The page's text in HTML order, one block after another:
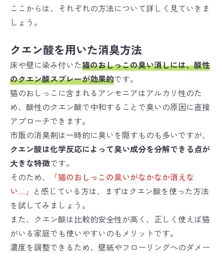
ここからは、それぞれの方法について詳しく見ていきま
しょう。
クエン酸を用いた消臭方法
床や壁に染み付いた猫のおしっこの臭い消しには、酸性
のクエン酸スプレーが効果的です。
猫のおしっこに含まれるアンモニアはアルカリ性のた
め、酸性のクエン酸で中和することで臭いの原因に直接
アプローチできます。
市販の消臭剤は一時的に臭いを隠すものも多いですが、
クエン酸は化学反応によって臭い成分を分解できる点が
大きな特徴です。
そのため、
「猫のおしっこの臭いがなかなか消えな
い…」 と感じている方は、まずはクエン酸を使った方法
を試してみましょう。
また、クエン酸は比較的安全性が高く、正しく使えば猫
がいる家庭でも使いやすいのもメリットです。
濃度を調整できるため、壁紙やフローリングへのダメー